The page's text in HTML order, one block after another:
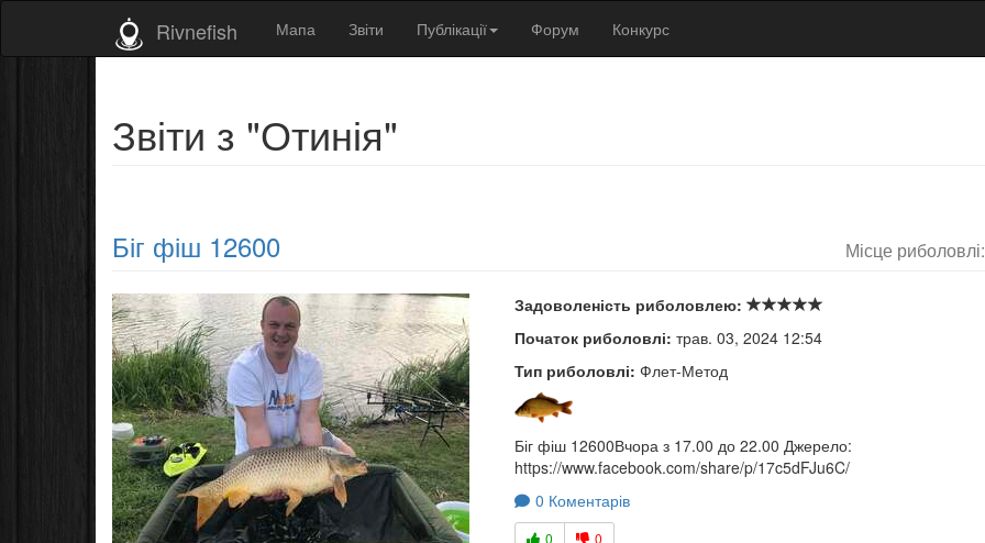
Rivnefish Мапа Звіти Публікації Форум Конкурс
Звіти з "Отинія"
Біг фіш 12600 Місце риболовлі:
Задоволеність риболовлею:
Початок риболовлі: трав. 03, 2024 12:54
Тип риболовлі: Флет-Метод
Біг фіш 12600Вчора з 17.00 до 22.00 Джерело:
https://www.facebook.com/share/p/17c5dFJu6C/
0 Коментарів
0 0